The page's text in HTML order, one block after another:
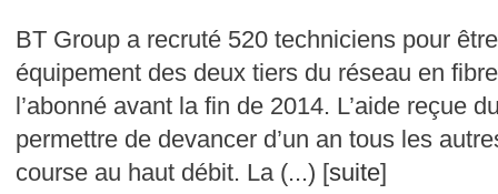
BT Group a recruté 520 techniciens pour
équipement des deux tiers du réseau en
l’abonné avant la fin de 2014. L’aide reçue
permettre de devancer d’un an tous les
course au haut débit. La (...) [suite]